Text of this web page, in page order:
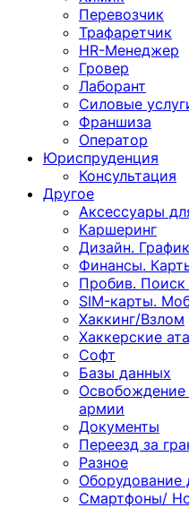
Перевозчик
Трафаретчик
HR-Менеджер
Гровер
Лаборант
Силовые
Франшиза
Оператор
Юриспруденция
Консультация
Другoе
Аксессуары
Каршеринг
Дизайн.
Финансы.
Пробив.
SIM-карты.
Хаккинг/Взлом
Хаккерские
Софт
Базы данных
Освобождение
армии
Документы
Переезд за
Разное
Оборудование
Смартфоны/